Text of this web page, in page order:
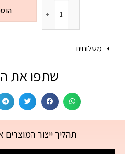
משלוחים
שתפו את
תהליך ייצור